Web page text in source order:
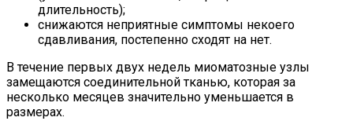
длительность);
снижаются неприятные симптомы некоего
сдавливания, постепенно сходят на нет.
В течение первых двух недель миоматозные узлы
замещаются соединительной тканью, которая за
несколько месяцев значительно уменьшается в
размерах.